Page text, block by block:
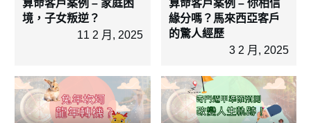
算命客戶案例 – 家庭困
境，子女叛逆？
11 2 月, 2025
算命客戶案例 – 你相信
緣分嗎？馬來西亞客戶
的驚人經歷
3 2 月, 2025